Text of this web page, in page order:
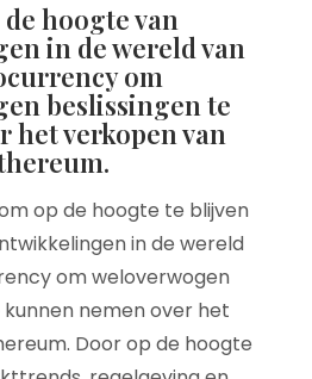
hoogte van
in de wereld van
om
beslissingen te
het verkopen van
op de hoogte te blijven
in de wereld
om weloverwogen
nemen over het
Door op de hoogte